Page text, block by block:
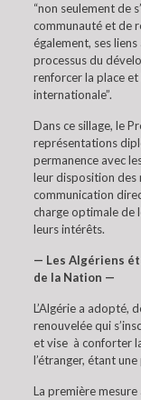
“non seulement de
communauté et de
également, ses
processus du
renforcer la place et
internationale”.
Dans ce sillage, le
représentations
permanence avec
leur disposition des
communication
charge optimale de
leurs intérêts.
— Les Algériens
de la Nation —
L’Algérie a adopté,
renouvelée qui
et vise à conforter
l’étranger, étant
La première